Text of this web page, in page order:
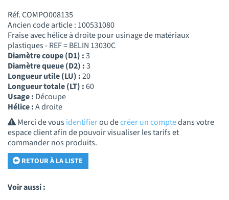
Réf. COMPO008135
Ancien code article : 100531080
Fraise avec hélice à droite pour usinage de matériaux
plastiques - REF = BELIN 13030C
Diamètre coupe (D1) :3
Diamètre queue (D2) :3
Longueur utile (LU) :20
Longueur totale (LT) :60
Usage : Découpe
Hélice :A droite
Merci de vousidentifierou decréer un comptedans votre
espace client afin de pouvoir visualiser les tarifs et
commander nos produits.
RETOUR À LA LISTE
Voir aussi :